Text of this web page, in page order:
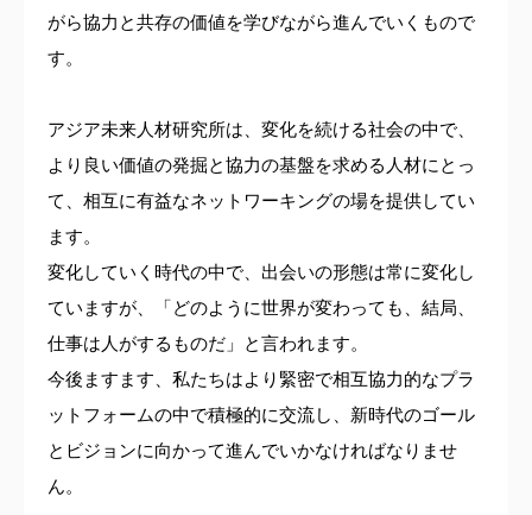
がら協力と共存の価値を学びながら進んでいくもので
す。
アジア未来人材研究所は、変化を続ける社会の中で、
より良い価値の発掘と協力の基盤を求める人材にとっ
て、相互に有益なネットワーキングの場を提供してい
ます。
変化していく時代の中で、出会いの形態は常に変化し
ていますが、「どのように世界が変わっても、結局、
仕事は人がするものだ」と言われます。
今後ますます、私たちはより緊密で相互協力的なプラ
ットフォームの中で積極的に交流し、新時代のゴール
とビジョンに向かって進んでいかなければなりませ
ん。